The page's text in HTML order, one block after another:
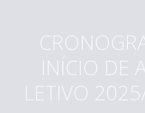
INÍCIO DE
LETIVO